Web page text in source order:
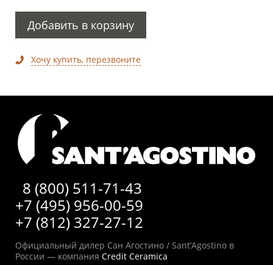
Добавить в корзину
Хочу купить, перезвоните
8 (800) 511-71-43
+7 (495) 956-00-59
+7 (812) 327-27-12
Официальный дилер Сан Агостино / Sant’Agostino в
России — компания Credit Ceramica